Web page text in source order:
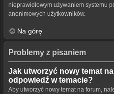
nieprawidłowym używaniem systemu
anonimowych użytkowników.
Na górę
Problemy z pisaniem
Jak utworzyć nowy temat
odpowiedź w temacie?
Aby utworzyć nowy temat na forum,